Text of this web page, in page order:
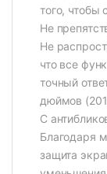
того, чтобы
Не
Не
что все
точный
дюймов
С
Благодаря
защита